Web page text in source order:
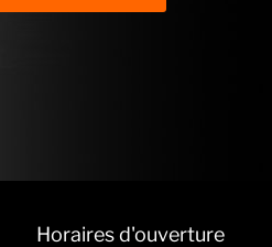
Horaires d'ouverture